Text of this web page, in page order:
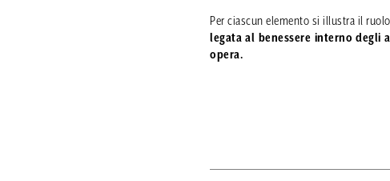
Per ciascun elemento si illustra il
legata al benessere interno degli
opera.